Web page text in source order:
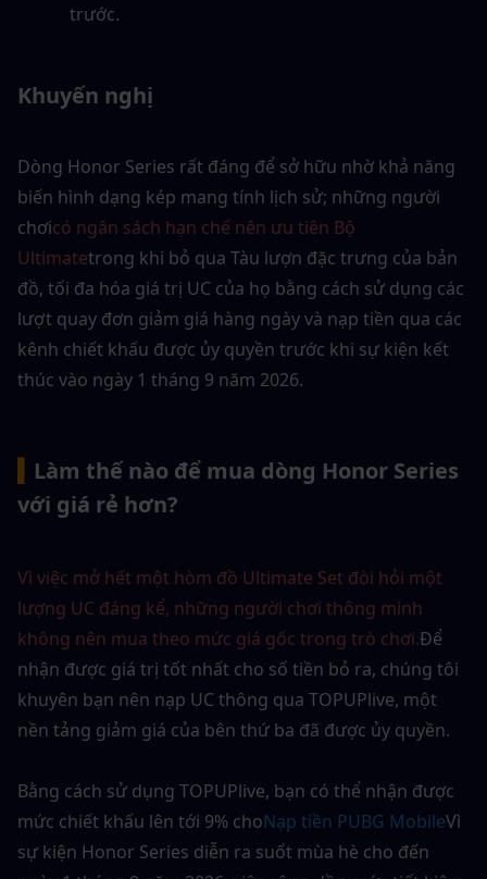
trước.
Khuyến nghị
Dòng Honor Series rất đáng để sở hữu nhờ khả năng
biến hình dạng kép mang tính lịch sử; những người
chơicó ngân sách hạn chế nên ưu tiên Bộ
Ultimatetrong khi bỏ qua Tàu lượn đặc trưng của bản
đồ, tối đa hóa giá trị UC của họ bằng cách sử dụng các
lượt quay đơn giảm giá hàng ngày và nạp tiền qua các
kênh chiết khấu được ủy quyền trước khi sự kiện kết
thúc vào ngày 1 tháng 9 năm 2026.
Làm thế nào để mua dòng Honor Series
với giá rẻ hơn?
Vì việc mở hết một hòm đồ Ultimate Set đòi hỏi một
lượng UC đáng kể, những người chơi thông minh
không nên mua theo mức giá gốc trong trò chơi.Để
nhận được giá trị tốt nhất cho số tiền bỏ ra, chúng tôi
khuyên bạn nên nạp UC thông qua TOPUPlive, một
nền tảng giảm giá của bên thứ ba đã được ủy quyền.
Bằng cách sử dụng TOPUPlive, bạn có thể nhận được
mức chiết khấu lên tới 9% choNạp tiền PUBG MobileVì
sự kiện Honor Series diễn ra suốt mùa hè cho đến